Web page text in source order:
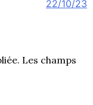
22/10/23
Les champs